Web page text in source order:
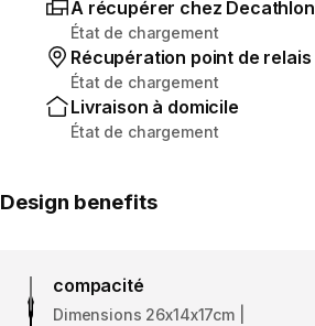
À récupérer chez Decathlon
État de chargement
Récupération point de relais
État de chargement
Livraison à domicile
État de chargement
Design benefits
compacité
Dimensions 26x14x17cm |